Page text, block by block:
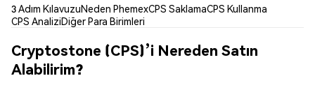
3 Adım KılavuzuNeden PhemexCPS SaklamaCPS Kullanma
CPS AnaliziDiğer Para Birimleri
Cryptostone (CPS)’i Nereden Satın
Alabilirim?